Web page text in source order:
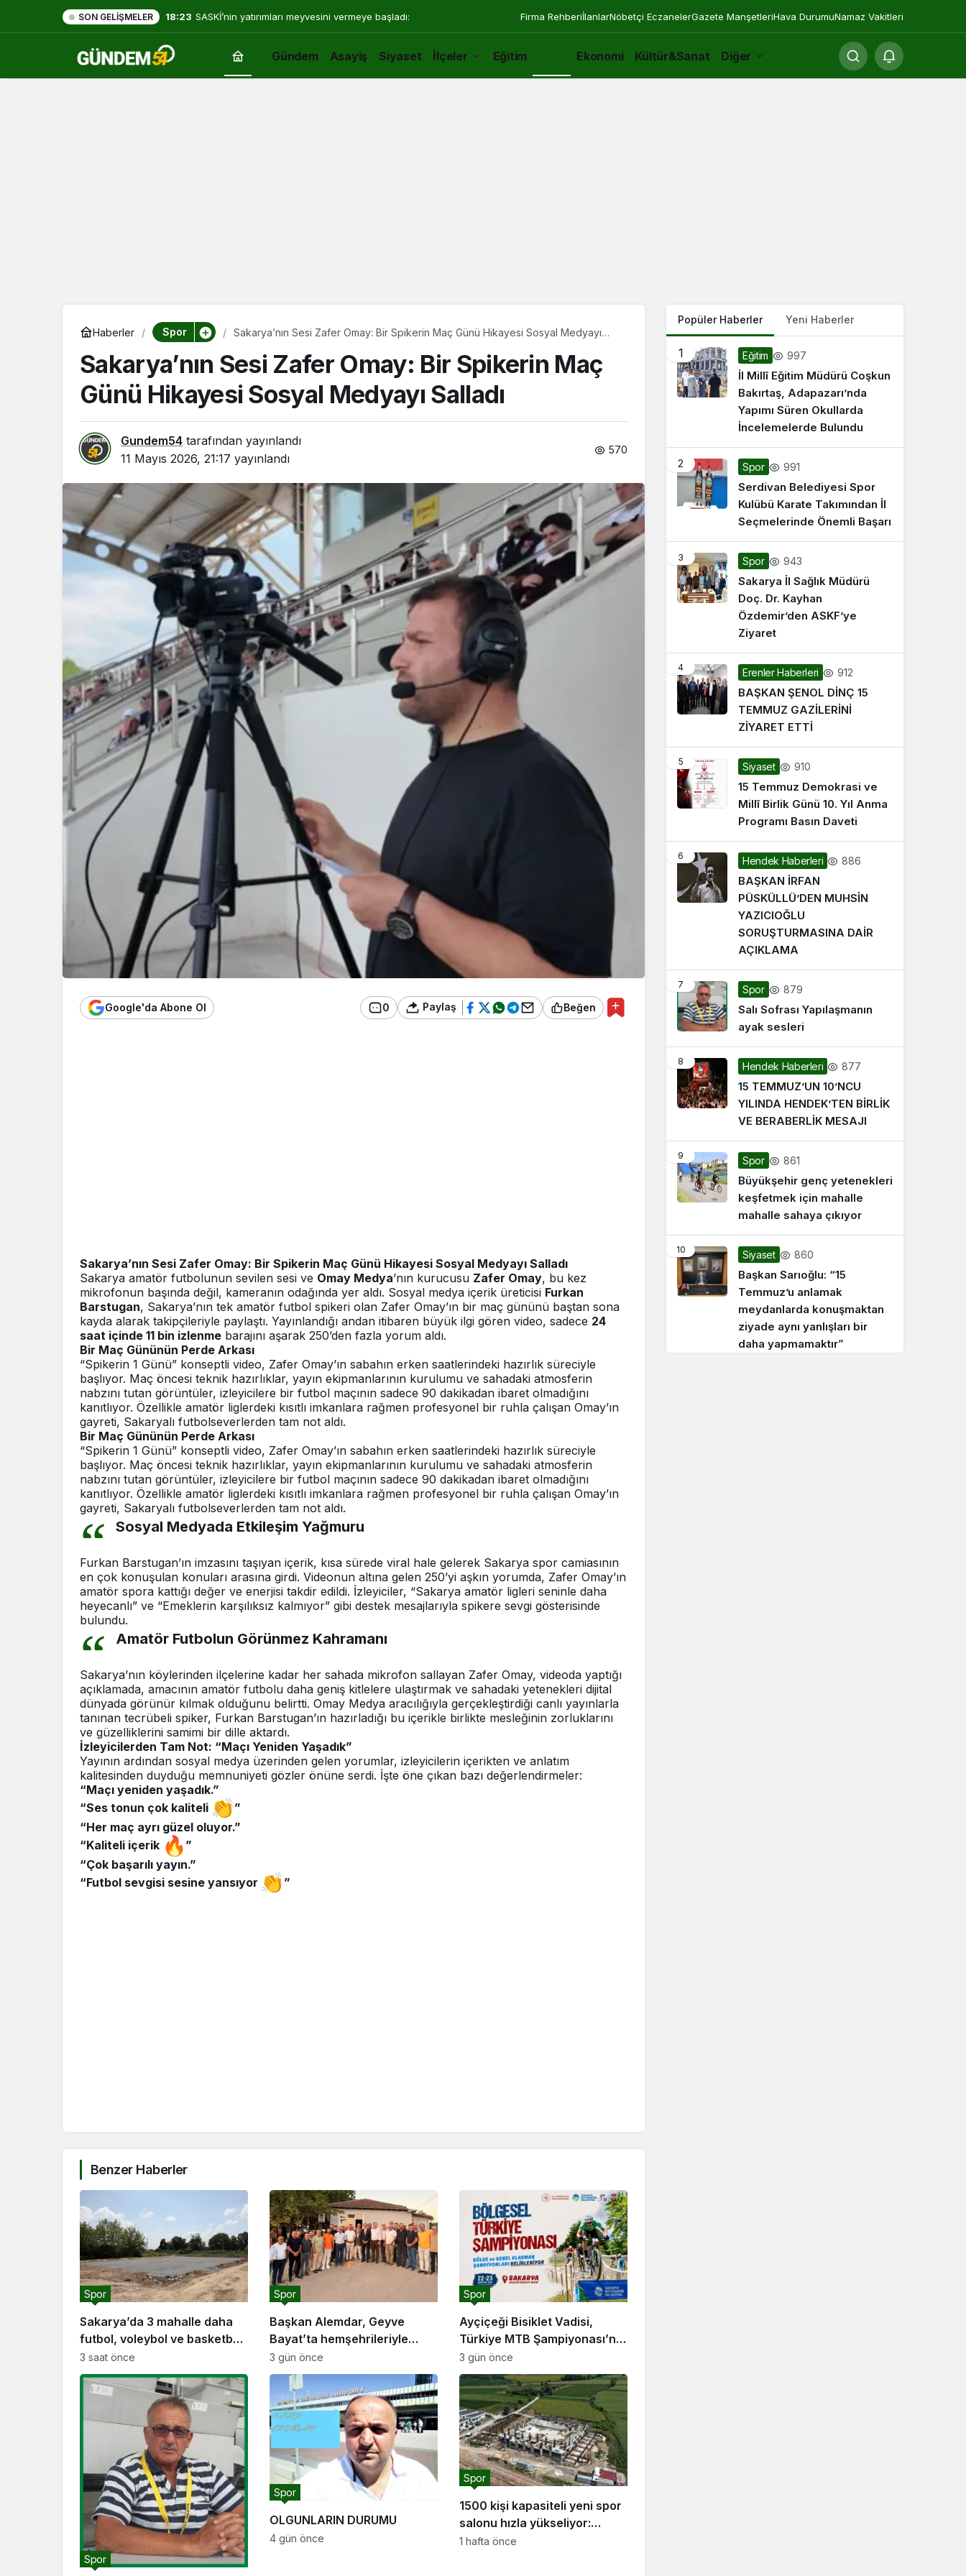
SON GELIŞMELER 18:23 SASKİ’nin yatırımları meyvesini vermeye başladı: Firma RehberiİlanlarNöbetçi EczanelerGazete ManşetleriHava DurumuNamaz Vakitleri
Gündem Asayiş Siyaset İlçeler Eğitim Ekonomi Kültür&Sanat Diğer
Haberler Spor
Sakarya’nın Sesi Zafer Omay: Bir Spikerin Maç Günü Hikayesi Sosyal Medyayı
Sakarya’nın Sesi Zafer Omay: Bir Spikerin Maç
Günü Hikayesi Sosyal Medyayı Salladı
Gundem54 tarafından yayınlandı
11 Mayıs 2026, 21:17 yayınlandı
570
Google'da Abone Ol 0 Paylaş Beğen
Sakarya’nın Sesi Zafer Omay: Bir Spikerin Maç Günü Hikayesi Sosyal Medyayı Salladı
Sakarya amatör futbolunun sevilen sesi ve Omay Medya’nın kurucusu Zafer Omay, bu kez
mikrofonun başında değil, kameranın odağında yer aldı. Sosyal medya içerik üreticisi Furkan
Barstugan, Sakarya’nın tek amatör futbol spikeri olan Zafer Omay’ın bir maç gününü baştan sona
kayda alarak takipçileriyle paylaştı. Yayınlandığı andan itibaren büyük ilgi gören video, sadece 24
saat içinde 11 bin izlenme barajını aşarak 250’den fazla yorum aldı.
Bir Maç Gününün Perde Arkası
“Spikerin 1 Günü” konseptli video, Zafer Omay’ın sabahın erken saatlerindeki hazırlık süreciyle
başlıyor. Maç öncesi teknik hazırlıklar, yayın ekipmanlarının kurulumu ve sahadaki atmosferin
nabzını tutan görüntüler, izleyicilere bir futbol maçının sadece 90 dakikadan ibaret olmadığını
kanıtlıyor. Özellikle amatör liglerdeki kısıtlı imkanlara rağmen profesyonel bir ruhla çalışan Omay’ın
gayreti, Sakaryalı futbolseverlerden tam not aldı.
Bir Maç Gününün Perde Arkası
“Spikerin 1 Günü” konseptli video, Zafer Omay’ın sabahın erken saatlerindeki hazırlık süreciyle
başlıyor. Maç öncesi teknik hazırlıklar, yayın ekipmanlarının kurulumu ve sahadaki atmosferin
nabzını tutan görüntüler, izleyicilere bir futbol maçının sadece 90 dakikadan ibaret olmadığını
kanıtlıyor. Özellikle amatör liglerdeki kısıtlı imkanlara rağmen profesyonel bir ruhla çalışan Omay’ın
gayreti, Sakaryalı futbolseverlerden tam not aldı.
Sosyal Medyada Etkileşim Yağmuru
Furkan Barstugan’ın imzasını taşıyan içerik, kısa sürede viral hale gelerek Sakarya spor camiasının
en çok konuşulan konuları arasına girdi. Videonun altına gelen 250’yi aşkın yorumda, Zafer Omay’ın
amatör spora kattığı değer ve enerjisi takdir edildi. İzleyiciler, “Sakarya amatör ligleri seninle daha
heyecanlı” ve “Emeklerin karşılıksız kalmıyor” gibi destek mesajlarıyla spikere sevgi gösterisinde
bulundu.
Amatör Futbolun Görünmez Kahramanı
Sakarya’nın köylerinden ilçelerine kadar her sahada mikrofon sallayan Zafer Omay, videoda yaptığı
açıklamada, amacının amatör futbolu daha geniş kitlelere ulaştırmak ve sahadaki yetenekleri dijital
dünyada görünür kılmak olduğunu belirtti. Omay Medya aracılığıyla gerçekleştirdiği canlı yayınlarla
tanınan tecrübeli spiker, Furkan Barstugan’ın hazırladığı bu içerikle birlikte mesleğinin zorluklarını
ve güzelliklerini samimi bir dille aktardı.
İzleyicilerden Tam Not: “Maçı Yeniden Yaşadık”
Yayının ardından sosyal medya üzerinden gelen yorumlar, izleyicilerin içerikten ve anlatım
kalitesinden duyduğu memnuniyeti gözler önüne serdi. İşte öne çıkan bazı değerlendirmeler:
“Maçı yeniden yaşadık.”
“Ses tonun çok kaliteli
”
“Her maç ayrı güzel oluyor.”
“Kaliteli içerik
”
“Çok başarılı yayın.”
“Futbol sevgisi sesine yansıyor
”
Benzer Haberler
Sakarya’da 3 mahalle daha
futbol, voleybol ve basketbol
sahasına kavuşuyor
Spor
3 saat önce
Başkan Alemdar, Geyve
Bayat’ta hemşehrileriyle
buluştu: “Gençlik ve spor
yatırımlarını hayata
geçirmeye devam edeceğiz”
Spor
3 gün önce
Ayçiçeği Bisiklet Vadisi,
Türkiye MTB Şampiyonası’na
ev sahipliği yapacak
Spor
3 gün önce
Spor
OLGUNLARIN DURUMU
Spor
4 gün önce
1500 kişi kapasiteli yeni spor
salonu hızla yükseliyor:
“Salon sporları için güçlü bir
Spor
1 hafta önce
Popüler Haberler Yeni Haberler
1 Eğitim 997
İl Millî Eğitim Müdürü Coşkun
Bakırtaş, Adapazarı’nda
Yapımı Süren Okullarda
İncelemelerde Bulundu
2 Spor 991
Serdivan Belediyesi Spor
Kulübü Karate Takımından İl
Seçmelerinde Önemli Başarı
3 Spor 943
Sakarya İl Sağlık Müdürü
Doç. Dr. Kayhan
Özdemir’den ASKF’ye
Ziyaret
4 Erenler Haberleri 912
BAŞKAN ŞENOL DİNÇ 15
TEMMUZ GAZİLERİNİ
ZİYARET ETTİ
5 Siyaset 910
15 Temmuz Demokrasi ve
Millî Birlik Günü 10. Yıl Anma
Programı Basın Daveti
6 Hendek Haberleri 886
BAŞKAN İRFAN
PÜSKÜLLÜ’DEN MUHSİN
YAZICIOĞLU
SORUŞTURMASINA DAİR
AÇIKLAMA
7 Spor 879
Salı Sofrası Yapılaşmanın
ayak sesleri
8 Hendek Haberleri 877
15 TEMMUZ’UN 10’NCU
YILINDA HENDEK’TEN BİRLİK
VE BERABERLİK MESAJI
9 Spor 861
Büyükşehir genç yetenekleri
keşfetmek için mahalle
mahalle sahaya çıkıyor
10 Siyaset 860
Başkan Sarıoğlu: “15
Temmuz’u anlamak
meydanlarda konuşmaktan
ziyade aynı yanlışları bir
daha yapmamaktır”